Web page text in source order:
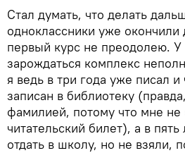
Стал думать, что делать
одноклассники уже окончили
первый курс не преодолею. У
зарождаться комплекс
я ведь в три года уже писал
записан в библиотеку
фамилией, потому что мне не
читательский билет), а в
отдать в школу, но не взяли,